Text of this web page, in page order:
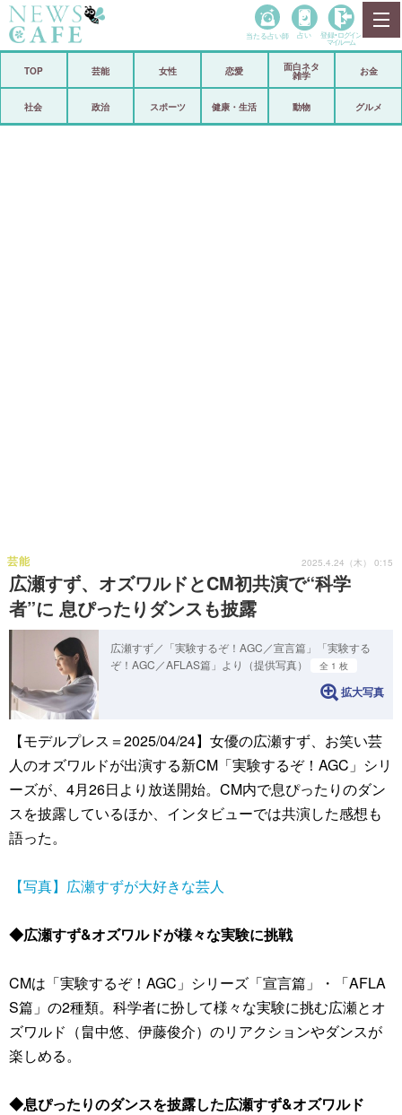
政治
当たる占い師 占い 登録• ログイン
マイルーム
TOP 芸能 女性 恋愛
面白ネタ
雑学
お金
社会 政治 スポーツ 健康・生活 動物 グルメ
広瀬すず、オズワルドとCM初共演で“科学
者”に 息ぴったりダンスも披露
芸能 2025.4.24（木） 0:15
広瀬すず／「実験するぞ！AGC／宣言篇」「実験する
ぞ！AGC／AFLAS篇」より（提供写真）
全 1 枚
拡大写真
【モデルプレス＝2025/04/24】女優の広瀬すず、お笑い芸
人のオズワルドが出演する新CM「実験するぞ！AGC」シリ
ーズが、4月26日より放送開始。CM内で息ぴったりのダン
スを披露しているほか、インタビューでは共演した感想も
語った。
【写真】広瀬すずが大好きな芸人
◆広瀬すず&オズワルドが様々な実験に挑戦
CMは「実験するぞ！AGC」シリーズ「宣言篇」・「AFLA
S篇」の2種類。科学者に扮して様々な実験に挑む広瀬とオ
ズワルド（畠中悠、伊藤俊介）のリアクションやダンスが
楽しめる。
◆息ぴったりのダンスを披露した広瀬すず&オズワルド